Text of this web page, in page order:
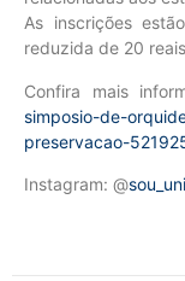
As inscrições
reduzida de 20
Confira mais
simposio-de-
preservacao-
Instagram: @